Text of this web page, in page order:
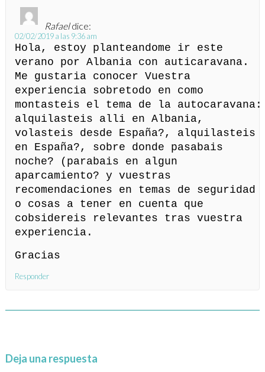
Rafael dice:
02/02/2019 a las 9:36 am
Hola, estoy planteandome ir este
verano por Albania con auticaravana.
Me gustaria conocer Vuestra
experiencia sobretodo en como
montasteis el tema de la autocaravana:
alquilasteis alli en Albania,
volasteis desde España?, alquilasteis
en España?, sobre donde pasabais
noche? (parabais en algun
aparcamiento? y vuestras
recomendaciones en temas de seguridad
o cosas a tener en cuenta que
cobsidereis relevantes tras vuestra
experiencia.
Gracias
Responder
Deja una respuesta